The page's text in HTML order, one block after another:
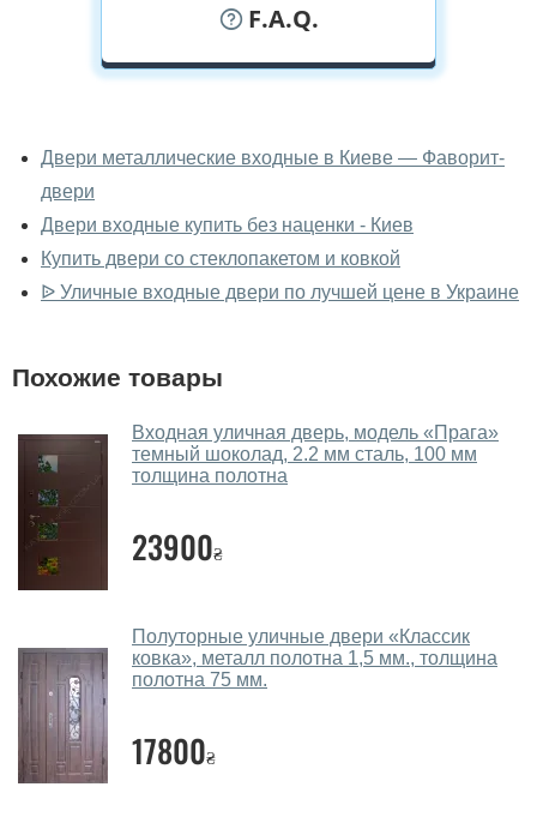
F.A.Q.
входные вживую?
Да, можно посмотреть двери входные в нашем
фирменном салоне-магазине.
У вас большой магазин?
Помогаете ли вы выбрать двери
Да. Мы консультируем покупателейпо телефону,
через мессенджеры, онлайн чат или непосредственно
в нашем салоне-магазине.
Какие двери входные посоветуете?
параметров, Вашего бюджета и других факторов.
Подбор входных дверей ведется индивидуально для
каждого посетителя.
Замеры дверей делаете?
Двери металлические входные в Киеве — Фаворит-
двери
Двери входные купить без наценки - Киев
Купить двери со стеклопакетом и ковкой
ᐉ Уличные входные двери по лучшей цене в Украине
Похожие товары
Входная уличная дверь, модель «Прага»
темный шоколад, 2.2 мм сталь, 100 мм
толщина полотна
23900₴
Полуторные уличные двери «Классик
ковка», металл полотна 1,5 мм., толщина
полотна 75 мм.
17800₴